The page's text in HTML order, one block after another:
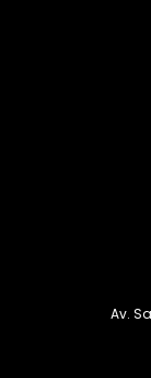
Av.